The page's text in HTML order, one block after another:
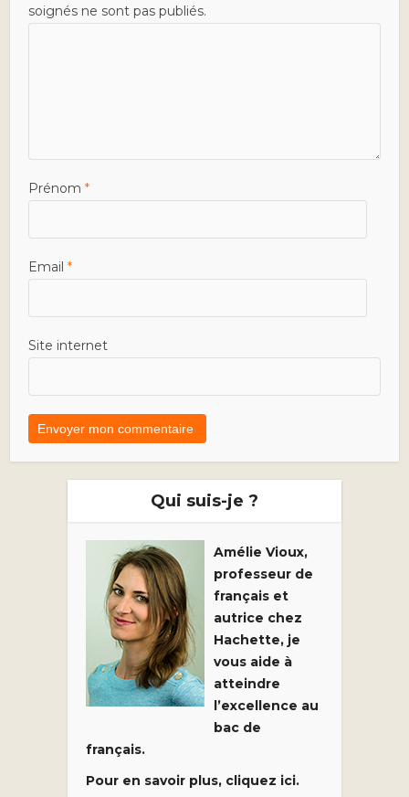
soignés ne sont pas publiés.
Prénom*
Email*
Site internet
Qui suis-je ?
Amélie Vioux,
professeur de
français et
autrice chez
Hachette, je
vous aide à
atteindre
l’excellence au
bac de
français.
Pour en savoir plus, cliquez ici.